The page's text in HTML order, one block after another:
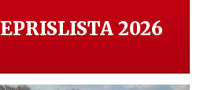
2026